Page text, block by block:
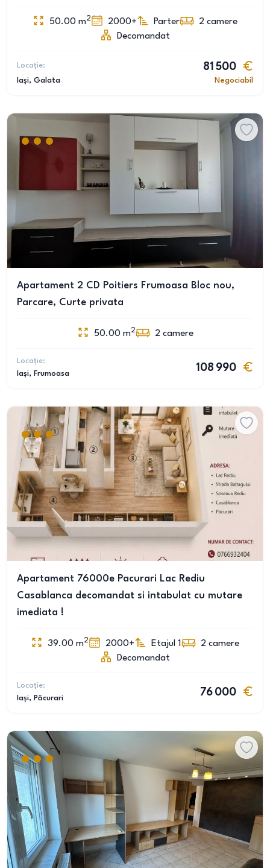
50.00 m2 2000+ Parter 2 camere
Decomandat
Locație:
Iași, Galata
81 500
Negociabil
Apartament 2 CD Poitiers Frumoasa Bloc nou,
Parcare, Curte privata
50.00 m2 2 camere
Locație:
Iași, Frumoasa
108 990
Apartament 76000e Pacurari Lac Rediu
Casablanca decomandat si intabulat cu mutare
imediata !
39.00 m2 2000+ Etajul 1 2 camere
Decomandat
Locație:
Iași, Păcurari
76 000